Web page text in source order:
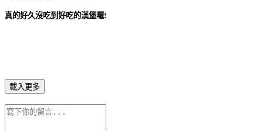
真的好久沒吃到好吃的漢堡囉!
載入更多